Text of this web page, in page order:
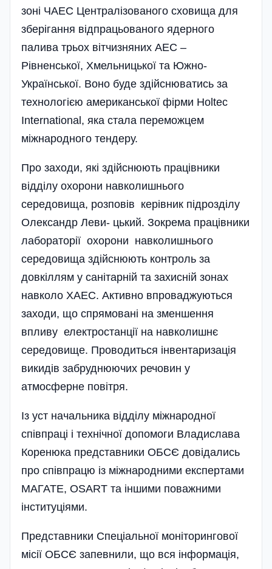
зоні ЧАЕС Централізованого сховища для
зберігання відпрацьованого ядерного
палива трьох вітчизняних АЕС –
Рівненської, Хмельницької та Южно-
Української. Воно буде здійснюватись за
технологією американської фірми Holtec
Inter­na­tional, яка стала переможцем
міжнародного тендеру.
Про заходи, які здійснюють працівники
відділу охорони навколишнього
середовища, розповів керівник підрозділу
Олександр Леви- цький. Зокрема працівники
лабораторії охорони навколишньо­го
середовища здійснюють контроль за
довкіллям у санітарній та захисній зонах
навколо ХАЕС. Активно впроваджуються
заходи, що спрямовані на зменшення
впливу електростанції на навколишнє
середовище. Проводиться інвентаризація
викидів забруднюючих речовин у
атмосферне повітря.
Із уст начальника відділу міжнародної
співпраці і технічної допомоги Владислава
Коренюка представники ОБСЄ довідались
про співпрацю із міжнародними експертами
МАГАТЕ, OSART та іншими поважними
інституціями.
Представники Спеціальної моніторингової
місії ОБСЄ запевнили, що вся інформація,